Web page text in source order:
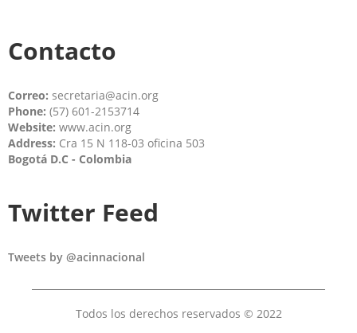
Contacto
Correo: secretaria@acin.org
Phone: (57) 601-2153714
Website: www.acin.org
Address: Cra 15 N 118-03 oficina 503
Bogotá D.C - Colombia
Twitter Feed
Tweets by @acinnacional
Todos los derechos reservados © 2022